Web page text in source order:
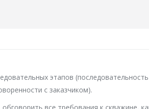
этапов
с заказчиком).